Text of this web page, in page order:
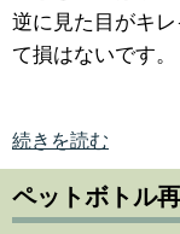
逆に見た目がキ
て損はないです。
続きを読む
ペットボトル